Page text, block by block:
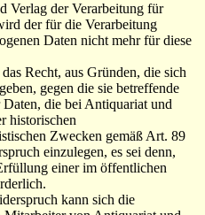
Verlag der Verarbeitung für
der für die Verarbeitung
Daten nicht mehr für diese
Recht, aus Gründen, die sich
gegen die sie betreffende
Daten, die bei Antiquariat und
historischen
Zwecken gemäß Art. 89
einzulegen, es sei denn,
einer im öffentlichen
kann sich die